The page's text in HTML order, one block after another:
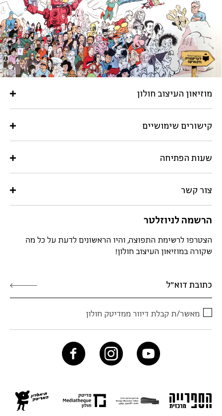
מוזיאון העיצוב חולון
קישורים שימושיים
שעות הפתיחה
צור קשר
הרשמה לניוזלטר
הצטרפו לרשימת התפוצה, והיו הראשונים לדעת על כל מה
שקורה במוזיאון העיצוב חולון!
מאשר/ת קבלת דיוור ממדיטק חולון